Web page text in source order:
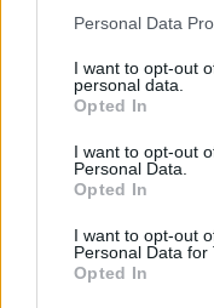
Personal Data
I want to opt-out
personal data.
Opted In
I want to opt-out
Personal Data.
Opted In
I want to opt-out
Personal Data for
Opted In
Live στις 15:30 για το
κάτι μεγάλο με την
και τη διοίκηση»